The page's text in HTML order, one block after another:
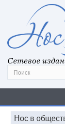
Сетевое
Нос в